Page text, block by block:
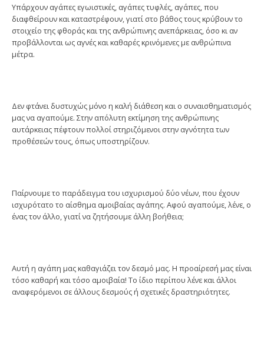
Υπάρχουν αγάπες εγωιστικές, αγάπες τυφλές, αγάπες, που
διαφθείρουν και καταστρέφουν, γιατί στο βάθος τους κρύβουν το
στοιχείο της φθοράς και της ανθρώπινης ανεπάρκειας, όσο κι αν
προβάλλονται ως αγνές και καθαρές κρινόμενες με ανθρώπινα
μέτρα.
Δεν φτάνει δυστυχώς μόνο η καλή διάθεση και ο συναισθηματισμός
μας να αγαπούμε. Στην απόλυτη εκτίμηση της ανθρώπινης
αυτάρκειας πέφτουν πολλοί στηριζόμενοι στην αγνότητα των
προθέσεών τους, όπως υποστηρίζουν.
Παίρνουμε το παράδειγμα του ισχυρισμού δύο νέων, που έχουν
ισχυρότατο το αίσθημα αμοιβαίας αγάπης. Αφού αγαπούμε, λένε, ο
ένας τον άλλο, γιατί να ζητήσουμε άλλη βοήθεια;
Αυτή η αγάπη μας καθαγιάζει τον δεσμό μας. Η προαίρεσή μας είναι
τόσο καθαρή και τόσο αμοιβαία! Το ίδιο περίπου λένε και άλλοι
αναφερόμενοι σε άλλους δεσμούς ή σχετικές δραστηριότητες.